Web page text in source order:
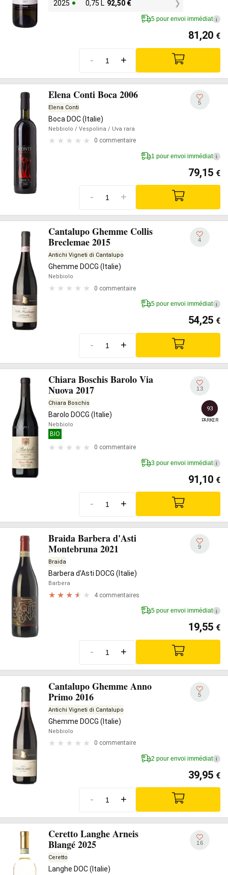
2025 0,75 L 92,50 €
5 pour envoi immédiat i
81,20 €
- +
Elena Conti Boca 2006
Elena Conti
Boca DOC (Italie)
Nebbiolo / Vespolina / Uva rara
0 commentaire
5
1 pour envoi immédiat i
79,15 €
- +
Cantalupo Ghemme Collis
Breclemae 2015
Antichi Vigneti di Cantalupo
Ghemme DOCG (Italie)
Nebbiolo
0 commentaire
4
5 pour envoi immédiat i
54,25 €
- +
Chiara Boschis Barolo Via
Nuova 2017
Chiara Boschis
Barolo DOCG (Italie)
Nebbiolo
BIO
0 commentaire
13
93
PARKER
3 pour envoi immédiat i
91,10 €
- +
Braida Barbera d'Asti
Montebruna 2021
Braida
Barbera d'Asti DOCG (Italie)
Barbera
4 commentaires
9
5 pour envoi immédiat i
19,55 €
- +
Cantalupo Ghemme Anno
Primo 2016
Antichi Vigneti di Cantalupo
Ghemme DOCG (Italie)
Nebbiolo
0 commentaire
5
2 pour envoi immédiat i
39,95 €
- +
Ceretto Langhe Arneis
Blangé 2025
Ceretto
Langhe DOC (Italie)
16